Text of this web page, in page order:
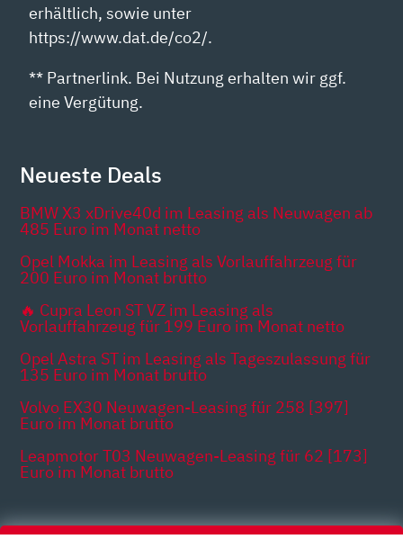
erhältlich, sowie unter
https://www.dat.de/co2/.
** Partnerlink. Bei Nutzung erhalten wir ggf.
eine Vergütung.
Neueste Deals
BMW X3 xDrive40d im Leasing als Neuwagen ab
485 Euro im Monat netto
Opel Mokka im Leasing als Vorlauffahrzeug für
200 Euro im Monat brutto
🔥 Cupra Leon ST VZ im Leasing als
Vorlauffahrzeug für 199 Euro im Monat netto
Opel Astra ST im Leasing als Tageszulassung für
135 Euro im Monat brutto
Volvo EX30 Neuwagen-Leasing für 258 [397]
Euro im Monat brutto
Leapmotor T03 Neuwagen-Leasing für 62 [173]
Euro im Monat brutto